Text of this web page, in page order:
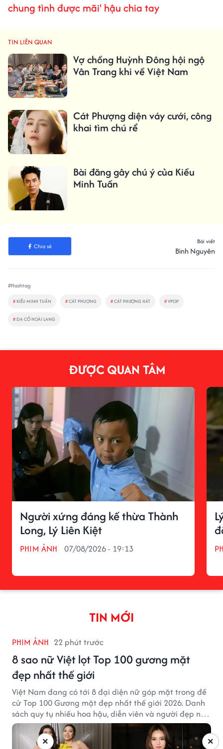
chung tình được mãi' hậu chia tay
TIN LIÊN QUAN
Vợ chồng Huỳnh Đông hội ngộ
Vân Trang khi về Việt Nam
Cát Phượng diện váy cưới, công
khai tìm chú rể
Bài đăng gây chú ý của Kiều
Minh Tuấn
Chia sẻ
Bài viết
Bình Nguyên
#Hashtag
# KIỀU MINH TUẤN #CÁT PHUỢNG #CÁT PHƯỢNG HÁT #VPOP
# DẠ CỔ HOÀI LANG
ĐƯỢC QUAN TÂM
Người xứng đáng kế thừa Thành
Long, Lý Liên Kiệt
PHIM ẢNH 07/08/2026 - 19:13
TIN MỚI
PHIM ẢNH 22 phút trước
8 sao nữ Việt lọt Top 100 gương mặt
đẹp nhất thế giới
Việt Nam đang có tới 8 đại diện nữ góp mặt trong đề
cử Top 100 Gương mặt đẹp nhất thế giới 2026. Danh
sách quy tụ nhiều hoa hậu, diễn viên và người đẹp nổi
tiếng của showbiz Việt.
×
×